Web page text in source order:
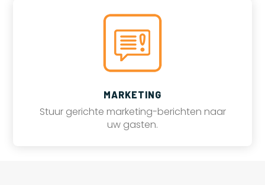
MARKETING
Stuur gerichte marketing-berichten naar
uw gasten.